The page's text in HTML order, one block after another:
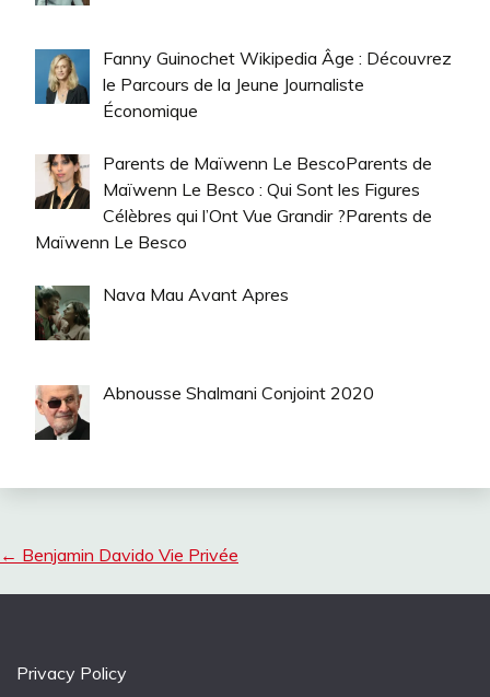
Fanny Guinochet Wikipedia Âge : Découvrez
le Parcours de la Jeune Journaliste
Économique
Parents de Maïwenn Le BescoParents de
Maïwenn Le Besco : Qui Sont les Figures
Célèbres qui l’Ont Vue Grandir ?Parents de
Maïwenn Le Besco
Nava Mau Avant Apres
Abnousse Shalmani Conjoint 2020
← Benjamin Davido Vie Privée
Privacy Policy